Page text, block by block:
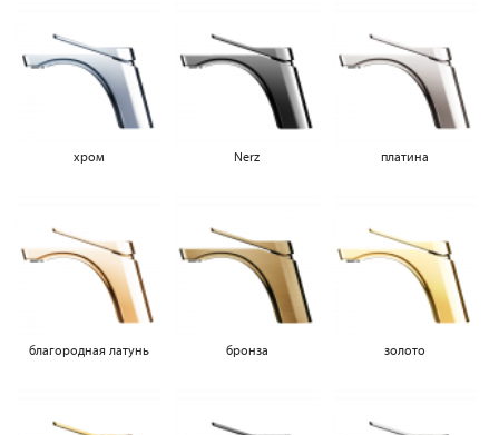
хром Nerz платина
благородная латунь бронза золото